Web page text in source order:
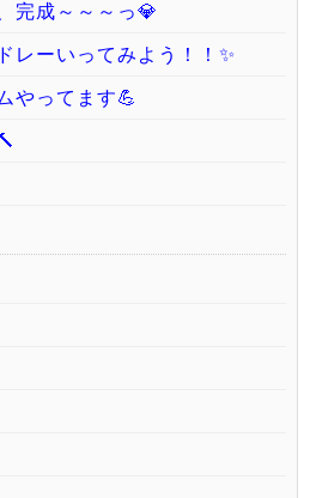
完成～～～っ💎
レーいってみよう！！✨
やってます💪